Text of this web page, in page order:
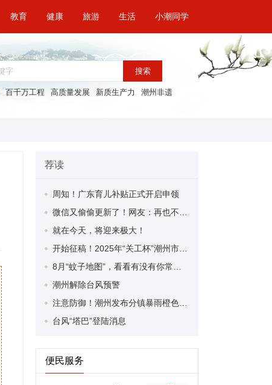
教育 健康 旅游 生活 小潮同学
搜索
百千万工程 高质量发展 新质生产力 潮州非遗
荐读
周知！广东育儿补贴正式开启申领
就在今天，将迎来极大！
潮州解除台风预警
台风“塔巴”登陆消息
便民服务